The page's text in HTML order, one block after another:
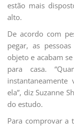
estão mais
alto.
De acordo com
pegar, as
objeto e acabam
para casa.
ela”, diz Suzanne
do estudo.
Para comprovar a